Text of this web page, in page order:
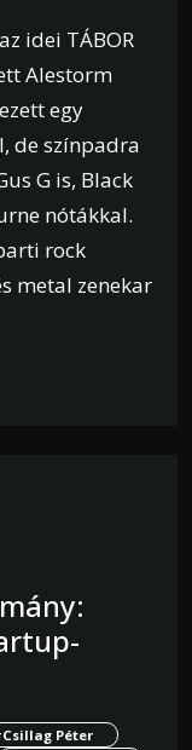
idei TÁBOR
Alestorm
egy
de színpadra
G is, Black
nótákkal.
rock
metal zenekar
Péter